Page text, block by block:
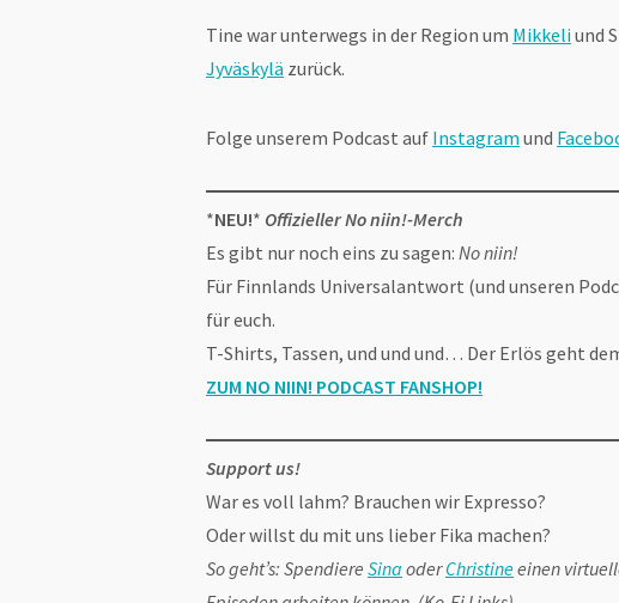
Tine war unterwegs in der Region um Mikkeliund
Jyväskylä zurück.
Folge unserem Podcast auf Instagram und
*NEU!* Offizieller No niin!-Merch
Es gibt nur noch eins zu sagen: No niin!
Für Finnlands Universalantwort (und unseren
für euch.
T-Shirts, Tassen, und und und… Der Erlös geht
ZUM NO NIIN! PODCAST FANSHOP!
Support us!
War es voll lahm? Brauchen wir Expresso?
Oder willst du mit uns lieber Fika machen?
So geht’s: Spendiere Sina oderChristineeinen